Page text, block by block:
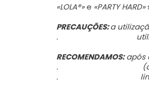
«LOLA®»e «PARTY HARD»
PRECAUÇÕES:a
. utilize sempre
RECOMENDAMOS:após
.
(de
.